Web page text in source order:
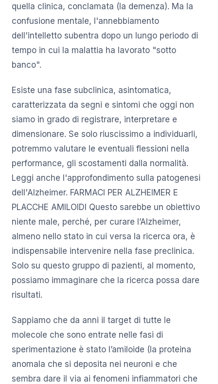
quella clinica, conclamata (la demenza). Ma la
confusione mentale, l'annebbiamento
dell'intelletto subentra dopo un lungo periodo di
tempo in cui la malattia ha lavorato "sotto
banco".
Esiste una fase subclinica, asintomatica,
caratterizzata da segni e sintomi che oggi non
siamo in grado di registrare, interpretare e
dimensionare. Se solo riuscissimo a individuarli,
potremmo valutare le eventuali flessioni nella
performance, gli scostamenti dalla normalità.
Leggi anche l'approfondimento sulla patogenesi
dell'Alzheimer. FARMACI PER ALZHEIMER E
PLACCHE AMILOIDI Questo sarebbe un obiettivo
niente male, perché, per curare l’Alzheimer,
almeno nello stato in cui versa la ricerca ora, è
indispensabile intervenire nella fase preclinica.
Solo su questo gruppo di pazienti, al momento,
possiamo immaginare che la ricerca possa dare
risultati.
Sappiamo che da anni il target di tutte le
molecole che sono entrate nelle fasi di
sperimentazione è stato l’amiloide (la proteina
anomala che si deposita nei neuroni e che
sembra dare il via ai fenomeni infiammatori che